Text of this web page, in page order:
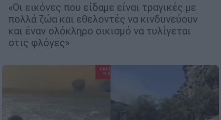
«Οι εικόνες που είδαμε είναι τραγικές με
πολλά ζώα και εθελοντές να κινδυνεύουν
και έναν ολόκληρο οικισμό να τυλίγεται
στις φλόγες»